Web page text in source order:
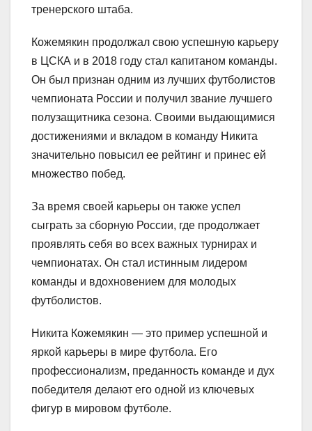
тренерского штаба.
Кожемякин продолжал свою успешную карьеру
в ЦСКА и в 2018 году стал капитаном команды.
Он был признан одним из лучших футболистов
чемпионата России и получил звание лучшего
полузащитника сезона. Своими выдающимися
достижениями и вкладом в команду Никита
значительно повысил ее рейтинг и принес ей
множество побед.
За время своей карьеры он также успел
сыграть за сборную России, где продолжает
проявлять себя во всех важных турнирах и
чемпионатах. Он стал истинным лидером
команды и вдохновением для молодых
футболистов.
Никита Кожемякин — это пример успешной и
яркой карьеры в мире футбола. Его
профессионализм, преданность команде и дух
победителя делают его одной из ключевых
фигур в мировом футболе.